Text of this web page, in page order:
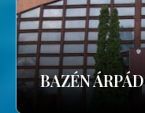
BAZÉN ÁRPÁD